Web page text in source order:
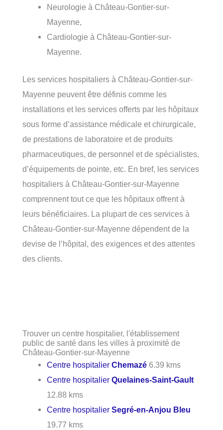
Neurologie à Château-Gontier-sur-
Mayenne,
Cardiologie à Château-Gontier-sur-
Mayenne.
Les services hospitaliers à Château-Gontier-sur-
Mayenne peuvent être définis comme les
installations et les services offerts par les hôpitaux
sous forme d’assistance médicale et chirurgicale,
de prestations de laboratoire et de produits
pharmaceutiques, de personnel et de spécialistes,
d’équipements de pointe, etc. En bref, les services
hospitaliers à Château-Gontier-sur-Mayenne
comprennent tout ce que les hôpitaux offrent à
leurs bénéficiaires. La plupart de ces services à
Château-Gontier-sur-Mayenne dépendent de la
devise de l’hôpital, des exigences et des attentes
des clients.
Trouver un centre hospitalier, l'établissement
public de santé dans les villes à proximité de
Château-Gontier-sur-Mayenne
Centre hospitalierChemazé 6.39 kms
Centre hospitalierQuelaines-Saint-Gault
12.88 kms
Centre hospitalierSegré-en-Anjou Bleu
19.77 kms